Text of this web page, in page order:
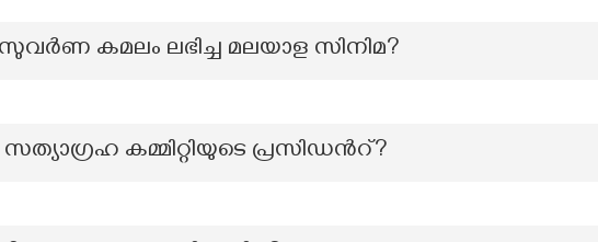
കമലം ലഭിച്ച മലയാള സിനിമ?
കമ്മിറ്റിയുടെ പ്രസിഡന്‍റ്?